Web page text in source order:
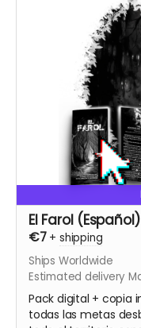
El Farol (Español)
€7 + shipping
Ships Worldwide
Estimated delivery
Pack digital + copia
todas las metas